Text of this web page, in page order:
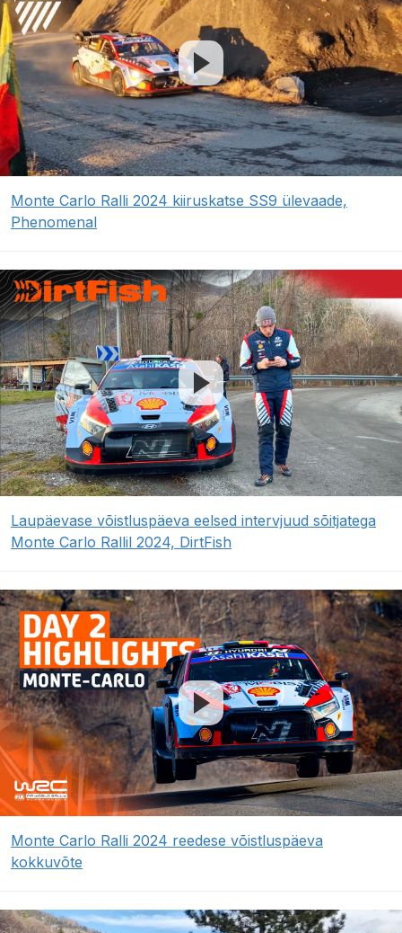
Monte Carlo Ralli 2024 kiiruskatse SS9 ülevaade,
Phenomenal
Laupäevase võistluspäeva eelsed intervjuud sõitjatega
Monte Carlo Rallil 2024, DirtFish
Monte Carlo Ralli 2024 reedese võistluspäeva
kokkuvõte